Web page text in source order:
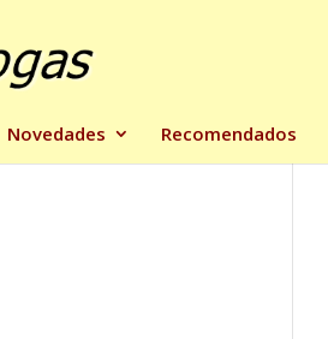
Novedades Recomendados